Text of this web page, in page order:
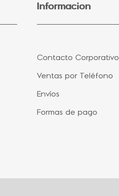
Informacion
Contacto Corporativo
Ventas por Teléfono
Envíos
Formas de pago